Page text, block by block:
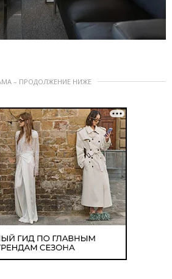
– ПРОДОЛЖЕНИЕ НИЖЕ